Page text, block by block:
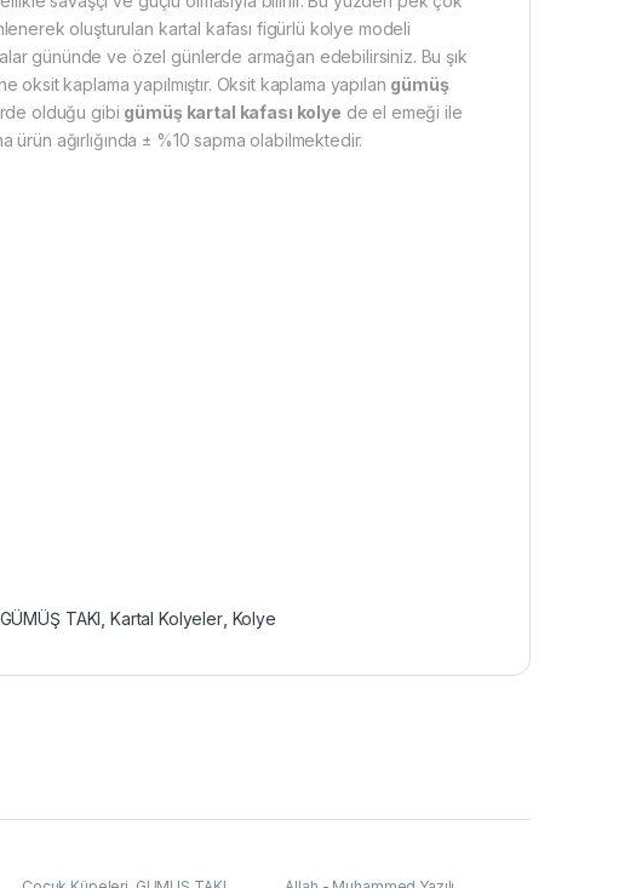
oluşturulan kartal kafası figürlü kolye modeli
gününde ve özel günlerde armağan edebilirsiniz. Bu şık
oksit kaplama yapılmıştır. Oksit kaplama yapılan gümüş
olduğu gibi gümüş kartal kafası kolye de el emeği ile
ağırlığında ± %10 sapma olabilmektedir.
GÜMÜŞ TAKI Kartal Kolyeler, Kolye